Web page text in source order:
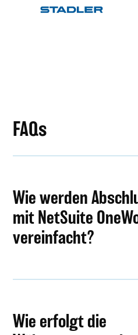
FAQs
Wie werden
mit NetSuite
vereinfacht?
Wie erfolgt die